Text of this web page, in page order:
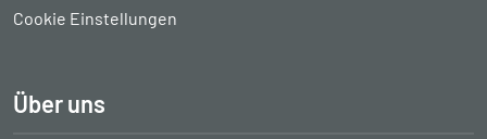
Cookie Einstellungen
Über uns